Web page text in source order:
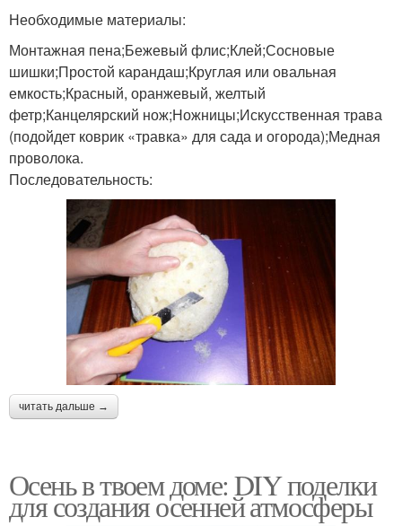
Необходимые материалы:
Монтажная пена;Бежевый флис;Клей;Сосновые
шишки;Простой карандаш;Круглая или овальная
емкость;Красный, оранжевый, желтый
фетр;Канцелярский нож;Ножницы;Искусственная трава
(подойдет коврик «травка» для сада и огорода);Медная
проволока.
Последовательность:
читать дальше →
Осень в твоем доме: DIY поделки
для создания осенней атмосферы